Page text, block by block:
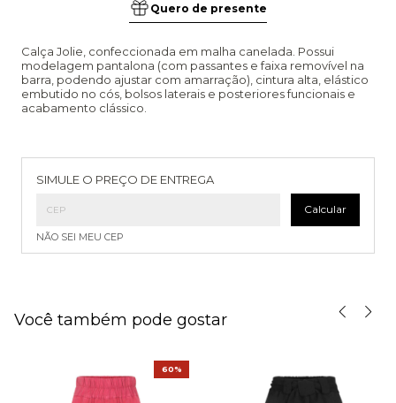
Quero de presente
Calça Jolie, confeccionada em malha canelada. Possui
modelagem pantalona (com passantes e faixa removível na
barra, podendo ajustar com amarração), cintura alta, elástico
embutido no cós, bolsos laterais e posteriores funcionais e
acabamento clássico.
SIMULE O PREÇO DE ENTREGA
Calcular
NÃO SEI MEU CEP
Você também pode gostar
60%